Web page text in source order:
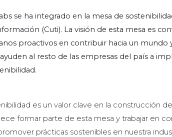
se ha integrado en la mesa de
(Cuti). La visión de esta mesa es
proactivos en contribuir hacia un mundo
al resto de las empresas del país a
es un valor clave en la construcción
formar parte de esta mesa y trabajar en
prácticas sostenibles en nuestra